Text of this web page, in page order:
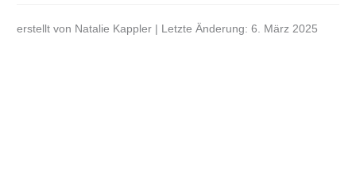
erstellt von Natalie Kappler | Letzte Änderung: 6. März 2025